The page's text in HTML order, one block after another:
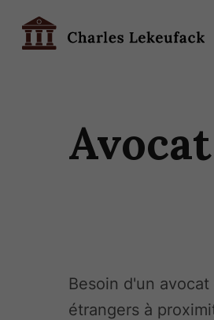
Besoin d'un
étrangers à